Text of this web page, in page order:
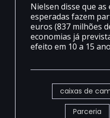
Nielsen disse que
esperadas fazem
euros (837 milhões
economias já
efeito em 10 a 15
caixas de
Parceria